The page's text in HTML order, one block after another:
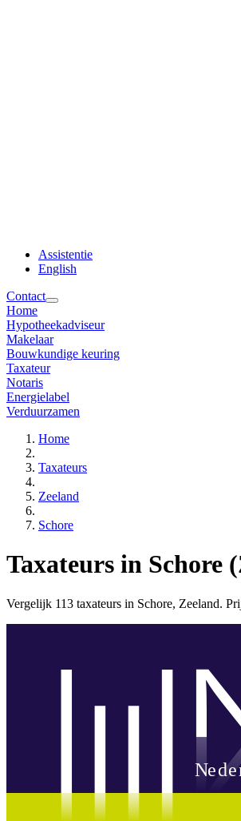
Assistentie
English
Contact
Home
Hypotheekadviseur
Makelaar
Bouwkundige keuring
Taxateur
Notaris
Energielabel
Verduurzamen
Home
Taxateurs
Zeeland
Schore
Taxateurs in Schore
Vergelijk 113 taxateurs in Schore, Zeeland.